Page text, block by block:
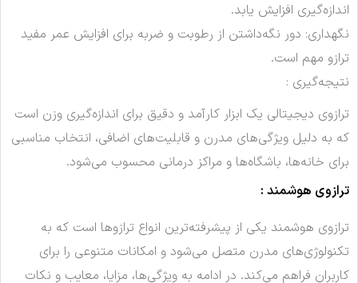
اندازه‌گیری افزایش یابد.
نگهداری: دور نگه‌داشتن از رطوبت و ضربه برای افزایش عمر مفید
ترازو مهم است.
نتیجه‌گیری :
ترازوی دیجیتالی یک ابزار کارآمد و دقیق برای اندازه‌گیری وزن است
که به دلیل ویژگی‌های مدرن و قابلیت‌های اضافی، انتخاب مناسبی
برای خانه‌ها، باشگاه‌ها و مراکز درمانی محسوب می‌شود.
ترازوی هوشمند :
ترازوی هوشمند یکی از پیشرفته‌ترین انواع ترازوها است که به
تکنولوژی‌های مدرن متصل می‌شود و امکانات متنوعی را برای
کاربران فراهم می‌کند. در ادامه به ویژگی‌ها، مزایا، معایب و نکات